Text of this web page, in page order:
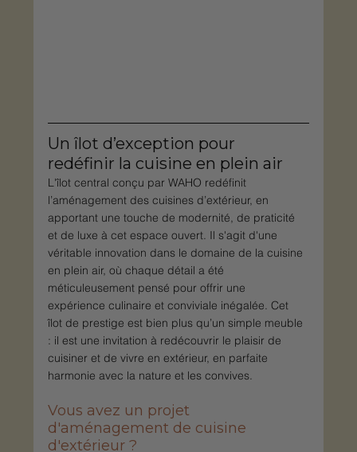
Un îlot d’exception pour
redéfinir la cuisine en plein air
L'îlot central conçu par WAHO redéfinit
l’aménagement des cuisines d’extérieur, en
apportant une touche de modernité, de praticité
et de luxe à cet espace ouvert. Il s'agit d'une
véritable innovation dans le domaine de la cuisine
en plein air, où chaque détail a été
méticuleusement pensé pour offrir une
expérience culinaire et conviviale inégalée. Cet
îlot de prestige est bien plus qu’un simple meuble
: il est une invitation à redécouvrir le plaisir de
cuisiner et de vivre en extérieur, en parfaite
harmonie avec la nature et les convives.
Vous avez un projet
d'aménagement de cuisine
d'extérieur ?